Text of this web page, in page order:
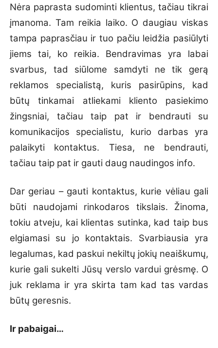
Nėra paprasta sudominti klientus, tačiau tikrai
įmanoma. Tam reikia laiko. O daugiau viskas
tampa paprasčiau ir tuo pačiu leidžia pasiūlyti
jiems tai, ko reikia. Bendravimas yra labai
svarbus, tad siūlome samdyti ne tik gerą
reklamos specialistą, kuris pasirūpins, kad
būtų tinkamai atliekami kliento pasiekimo
žingsniai, tačiau taip pat ir bendrauti su
komunikacijos specialistu, kurio darbas yra
palaikyti kontaktus. Tiesa, ne bendrauti,
tačiau taip pat ir gauti daug naudingos info.
Dar geriau – gauti kontaktus, kurie vėliau gali
būti naudojami rinkodaros tikslais. Žinoma,
tokiu atveju, kai klientas sutinka, kad taip bus
elgiamasi su jo kontaktais. Svarbiausia yra
legalumas, kad paskui nekiltų jokių neaiškumų,
kurie gali sukelti Jūsų verslo vardui grėsmę. O
juk reklama ir yra skirta tam kad tas vardas
būtų geresnis.
Ir pabaigai…